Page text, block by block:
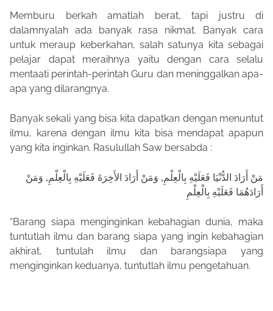
Memburu berkah amatlah berat, tapi justru di
dalamnyalah ada banyak rasa nikmat. Banyak cara
untuk meraup keberkahan, salah satunya kita sebagai
pelajar dapat meraihnya yaitu dengan cara selalu
mentaati perintah-perintah Guru dan meninggalkan apa-
apa yang dilarangnya.
Banyak sekali yang bisa kita dapatkan dengan menuntut
ilmu, karena dengan ilmu kita bisa mendapat apapun
yang kita inginkan. Rasulullah Saw bersabda :
مَنْ أَرَادَ الدُّنْيَا فَعَلَيْهِ بِالْعِلْمِ, وَمَنْ أَرَادَ الأَخِرَةَ فَعَلَيْهِ بِالْعِلْمِ, وَمَنْ
أَرَادَهُمَا فَعَلَيْهِ بِالْعِلْمِ
“Barang siapa menginginkan kebahagian dunia, maka
tuntutlah ilmu dan barang siapa yang ingin kebahagian
akhirat, tuntulah ilmu dan barangsiapa yang
menginginkan keduanya, tuntutlah ilmu pengetahuan.